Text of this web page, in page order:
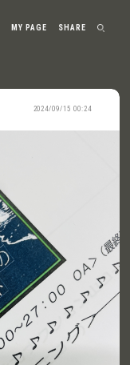
MY PAGE SHARE
2024/09/15 00:24